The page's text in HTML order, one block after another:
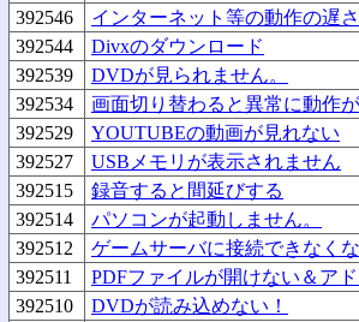
392546
インターネット等の動作の遅さ
392544
Divxのダウンロード
392539
DVDが見られません。
392534
画面切り替わると異常に動作が
392529
YOUTUBEの動画が見れない
392527
USBメモリが表示されません
392515
録音すると間延びする
392514
パソコンが起動しません。
392512
ゲームサーバに接続できなく
392511
PDFファイルが開けない＆ア
392510
DVDが読み込めない！